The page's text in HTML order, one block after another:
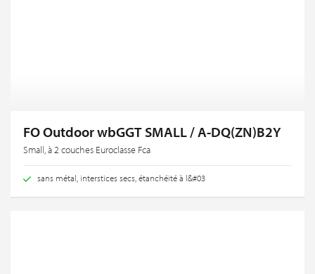
FO Outdoor wbGGT SMALL / A-DQ(ZN)B2Y
Small, à 2 couches Euroclasse Fca
sans métal, interstices secs, étanchéité à l&#03